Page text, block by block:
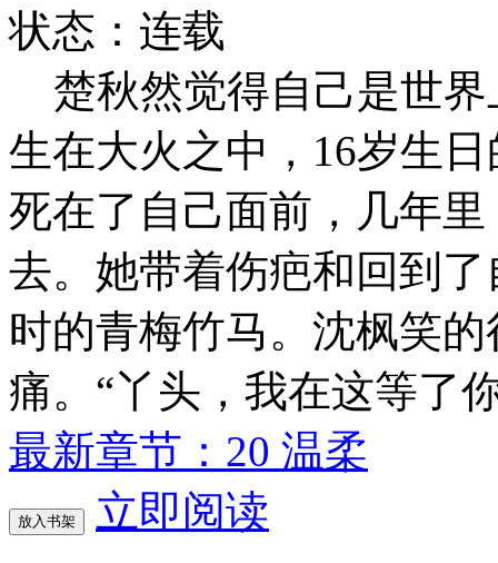
状态：连载
楚秋然觉得自己是世界
生在大火之中，16岁生
死在了自己面前，几年
去。她带着伤疤和回到
时的青梅竹马。沈枫笑
痛。“丫头，我在这等了
最新章节：20 温柔
放入书架 立即阅读